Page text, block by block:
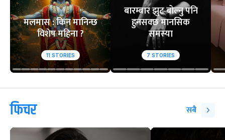
मलमास : किन मानिन्छ
विशेष महिना ?
11 STORIES
बारम्बार झुट बोल्नु पनि
हुनसक्छ मानसिक
समस्या
7 STORIES
फिचर सबै